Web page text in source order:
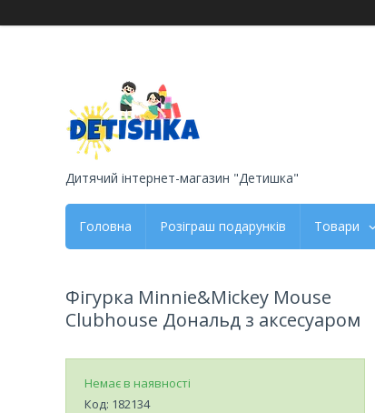
Дитячий інтернет-магазин "Детишка"
Головна Розіграш подарунків Товари
Фігурка Minnie&Mickey Mouse
Clubhouse Дональд з аксесуаром
Немає в наявності
Код: 182134